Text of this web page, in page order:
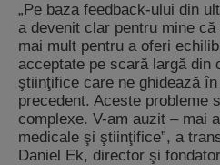
„Pe baza feedback-ului din
a devenit clar pentru mine
mai mult pentru a oferi
acceptate pe scară largă din
ştiinţifice care ne ghidează
precedent. Aceste probleme
complexe. V-am auzit – mai
medicale şi ştiinţifice”, a
Daniel Ek, director şi